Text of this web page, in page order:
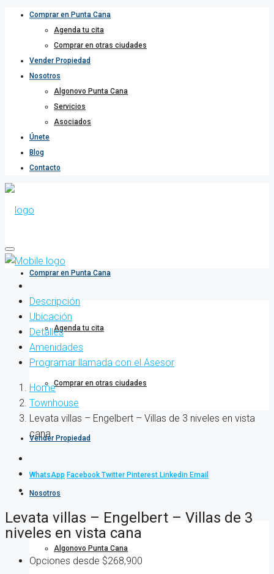
Comprar en Punta Cana
Agenda tu cita
Comprar en otras ciudades
Vender Propiedad
Nosotros
Algonovo Punta Cana
Servicios
Asociados
Únete
Blog
Contacto
Comprar en Punta Cana
Agenda tu cita
Comprar en otras ciudades
Vender Propiedad
Nosotros
Algonovo Punta Cana
Descripción
Ubicación
Detalles
Amenidades
Programar llamada con el Asesor
Home
Townhouse
Levata villas – Engelbert – Villas de 3 niveles en vista
cana
WhatsApp Facebook Twitter Pinterest Linkedin Email
Levata villas – Engelbert – Villas de 3
niveles en vista cana
Opciones desde $268,900